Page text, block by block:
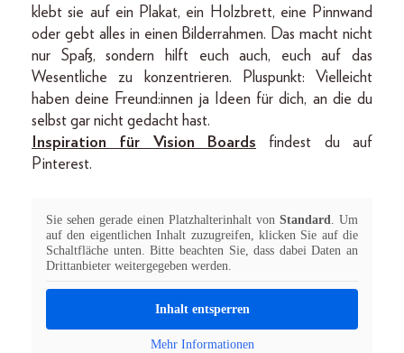
klebt sie auf ein Plakat, ein Holzbrett, eine Pinnwand
oder gebt alles in einen Bilderrahmen. Das macht nicht
nur Spaß, sondern hilft euch auch, euch auf das
Wesentliche zu konzentrieren. Pluspunkt: Vielleicht
haben deine Freund:innen ja Ideen für dich, an die du
selbst gar nicht gedacht hast.
Inspiration für Vision Boards findest du auf
Pinterest.
Sie sehen gerade einen Platzhalterinhalt von Standard
. Um
auf den eigentlichen Inhalt zuzugreifen, klicken Sie auf die
Schaltfläche unten. Bitte beachten Sie, dass dabei Daten an
Drittanbieter weitergegeben werden.
Inhalt entsperren
Mehr Informationen